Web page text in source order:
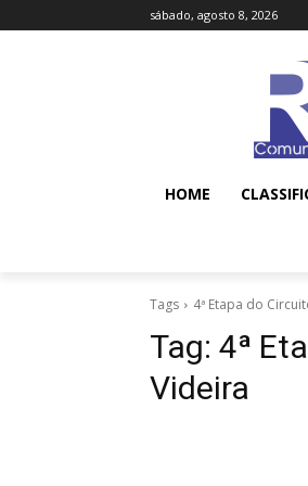
sábado, agosto 8, 2026
HOME
Tags 4ª Etapa do
Tag: 4ª
Videira